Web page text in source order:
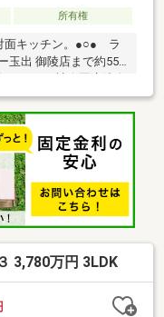
所有権
面キッチン。●○● ラ
出 御陵店まで約550
陵前店まで約800
ｍ ○堺市立少林寺小
270ｍ*----*----*----*---
望の際は、お気軽にお
3,780万円 3LDK